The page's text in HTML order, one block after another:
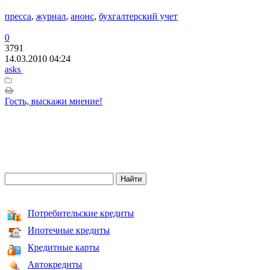
пресса, журнал, анонс, бухгалтерский учет
0
3791
14.03.2010 04:24
asks
Гость, выскажи мнение!
Потребительские кредиты
Ипотечные кредиты
Кредитные карты
Автокредиты